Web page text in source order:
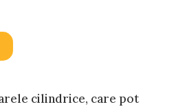
cilindrice, care pot